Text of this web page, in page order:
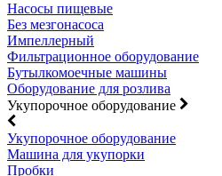
Насосы пищевые
Без мезгонасоса
Импеллерный
Фильтрационное оборудование
Бутылкомоечные машины
Оборудование для розлива
Укупорочное оборудование
Укупорочное оборудование
Машина для укупорки
Пробки